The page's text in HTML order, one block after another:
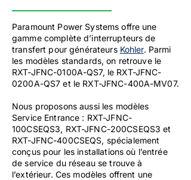
Paramount Power Systems offre une
gamme complète d’interrupteurs de
transfert pour générateurs Kohler. Parmi
les modèles standards, on retrouve le
RXT-JFNC-0100A-QS7, le RXT-JFNC-
0200A-QS7 et le RXT-JFNC-400A-MV07.
Nous proposons aussi les modèles
Service Entrance : RXT-JFNC-
100CSEQS3, RXT-JFNC-200CSEQS3 et
RXT-JFNC-400CSEQS, spécialement
conçus pour les installations où l’entrée
de service du réseau se trouve à
l’extérieur. Ces modèles offrent une